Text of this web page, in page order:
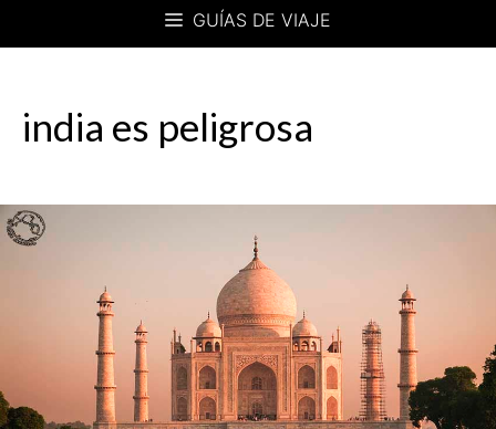
GUÍAS DE VIAJE
india es peligrosa